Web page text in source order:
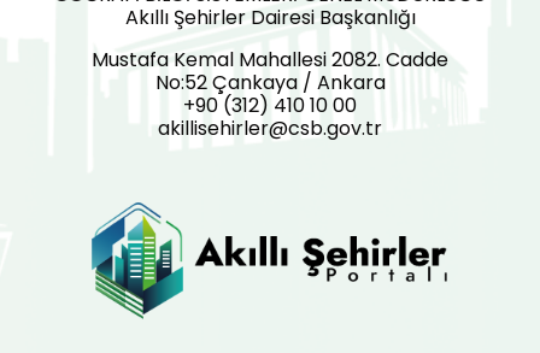
Akıllı Şehirler Dairesi Başkanlığı
Mustafa Kemal Mahallesi 2082. Cadde
No:52 Çankaya / Ankara
+90 (312) 410 10 00
akillisehirler@csb.gov.tr